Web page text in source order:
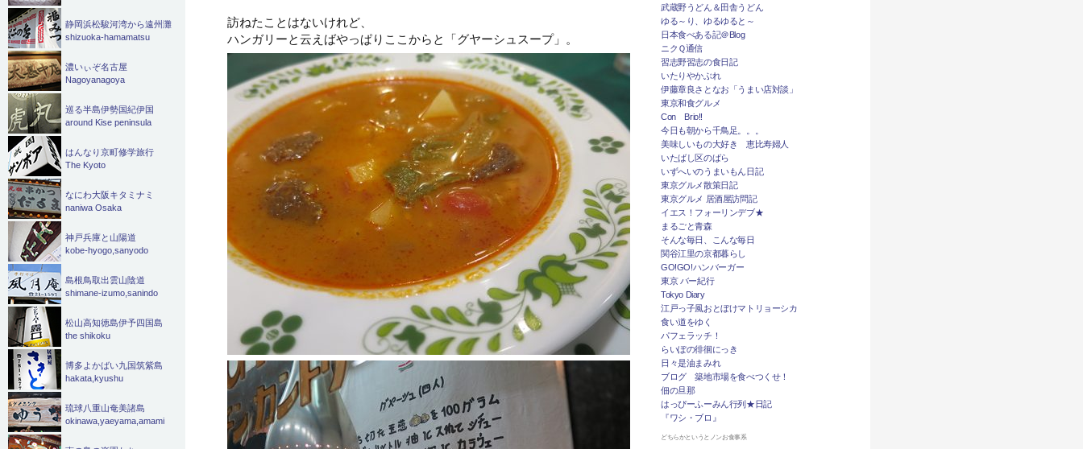
訪ねたことはないけれど、
ハンガリーと云えばやっぱりここからと「グヤーシュスープ」。
武蔵野うどん＆田舎うどん
ゆる～り、ゆるゆると～
日本食べある記＠Blog
ニクＱ通信
習志野習志の食日記
いたりやかぶれ
伊藤章良さとなお「うまい店対談」
東京和食グルメ
Con Brio!!
今日も朝から千鳥足。。。
美味しいもの大好き 恵比寿婦人
いたばし区のばら
いずへいのうまいもん日記
東京グルメ散策日記
東京グルメ 居酒屋訪問記
イエス！フォーリンデブ★
まるごと青森
そんな毎日、こんな毎日
関谷江里の京都暮らし
GO!GO!ハンバーガー
東京 バー紀行
Tokyo Diary
江戸っ子風おとぼけマトリョーシカ
食い道をゆく
パフェラッチ！
らいぽの徘徊にっき
日々是油まみれ
ブログ 築地市場を食べつくせ！
佃の旦那
はっぴーふーみん行列★日記
『ワシ・ブロ』
どちらかというとノンお食事系
静岡浜松駿河湾から遠州灘
shizuoka-hamamatsu
濃いぃぞ名古屋
Nagoyanagoya
巡る半島伊勢国紀伊国
around Kise peninsula
はんなり京町修学旅行
The Kyoto
なにわ大阪キタミナミ
naniwa Osaka
神戸兵庫と山陽道
kobe-hyogo,sanyodo
島根鳥取出雲山陰道
shimane-izumo,sanindo
松山高知徳島伊予四国島
the shikoku
博多よかばい九国筑紫島
hakata,kyushu
琉球八重山奄美諸島
okinawa,yaeyama,amami